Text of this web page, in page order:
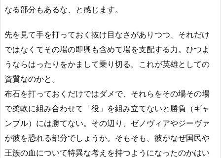
なる部分もあるな、と感じます。
先を見て手を打っておく抜け目なさがありつつ、それだけ
ではなくてその場の即興も含めて場を支配する力。ひつよ
うならはったりをかまして乗り切る。これが英雄としての
資質なのかと。
布石を打っておくだけではダメで、それらをその場その場
で柔軟に組み合わせて「役」を組み立てないと勝負（ギャ
ンブル）には勝てない。その辺り、ゼノヴィアやジーヴァ
が彼を恐れる部分でしょうか。そもそも、彼がなぜ国民や
王族の血について特異な考えを持つようになったのかはい